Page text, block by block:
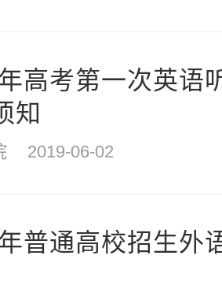
高考第一次英语
知
2019-06-02
普通高校招生外